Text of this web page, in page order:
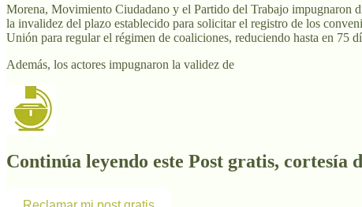
Morena, Movimiento Ciudadano y el Partido del Trabajo impugnaron
la invalidez del plazo establecido para solicitar el registro de los
Unión para regular el régimen de coaliciones, reduciendo hasta en 75
Además, los actores impugnaron la validez de
Continúa leyendo este Post gratis,